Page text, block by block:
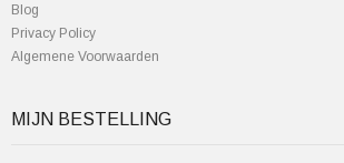
Blog
Privacy Policy
Algemene Voorwaarden
MIJN BESTELLING